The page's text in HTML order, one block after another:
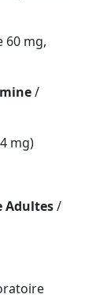
60 mg,
/
mg)
Adultes/